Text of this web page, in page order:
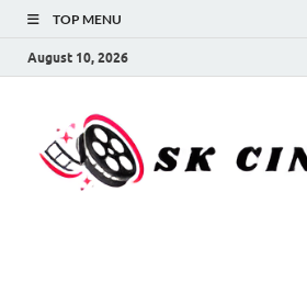
TOP MENU
August 10, 2026